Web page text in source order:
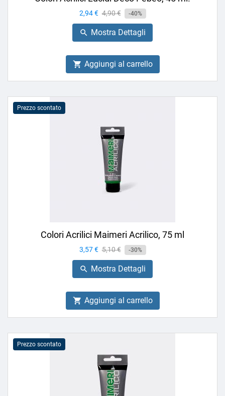
Prezzo
2,94 € Prezzo
base
4,90 € -40%
 Mostra Dettagli
 Aggiungi al carrello
Prezzo scontato
Colori Acrilici Maimeri Acrilico, 75 ml
Prezzo
3,57 € Prezzo
base
5,10 € -30%
 Mostra Dettagli
 Aggiungi al carrello
Prezzo scontato